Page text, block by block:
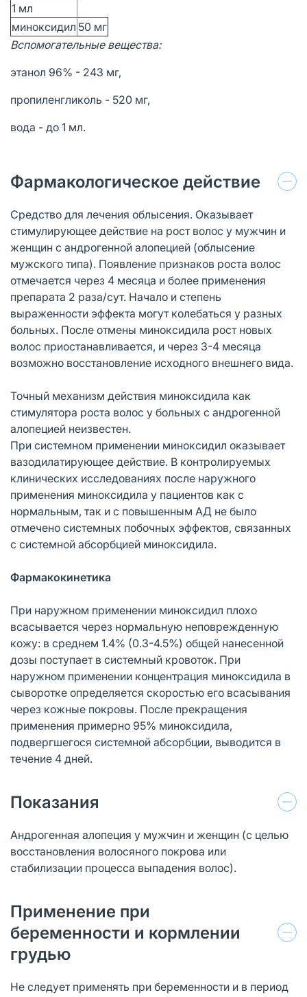
1 мл
миноксидил 50 мг
Вспомогательные вещества:
этанол 96% - 243 мг,
пропиленгликоль - 520 мг,
вода - до 1 мл.
Фармакологическое действие
Средство для лечения облысения. Оказывает
стимулирующее действие на рост волос у мужчин и
женщин с андрогенной алопецией (облысение
мужского типа). Появление признаков роста волос
отмечается через 4 месяца и более применения
препарата 2 раза/сут. Начало и степень
выраженности эффекта могут колебаться у разных
больных. После отмены миноксидила рост новых
волос приостанавливается, и через 3-4 месяца
возможно восстановление исходного внешнего вида.
Точный механизм действия миноксидила как
стимулятора роста волос у больных с андрогенной
алопецией неизвестен.
При системном применении миноксидил оказывает
вазодилатирующее действие. В контролируемых
клинических исследованиях после наружного
применения миноксидила у пациентов как с
нормальным, так и с повышенным АД не было
отмечено системных побочных эффектов, связанных
с системной абсорбцией миноксидила.
Фармакокинетика
При наружном применении миноксидил плохо
всасывается через нормальную неповрежденную
кожу: в среднем 1.4% (0.3-4.5%) общей нанесенной
дозы поступает в системный кровоток. При
наружном применении концентрация миноксидила в
сыворотке определяется скоростью его всасывания
через кожные покровы. После прекращения
применения примерно 95% миноксидила,
подвергшегося системной абсорбции, выводится в
течение 4 дней.
Показания
Андрогенная алопеция у мужчин и женщин (с целью
восстановления волосяного покрова или
стабилизации процесса выпадения волос).
Применение при
беременности и кормлении
грудью
Не следует применять при беременности и в период